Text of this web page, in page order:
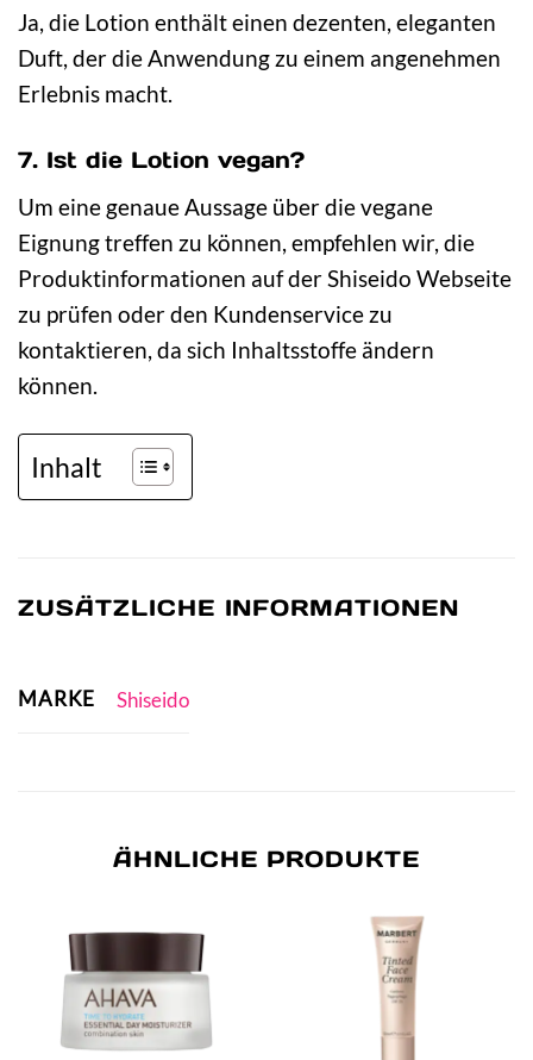
Ja, die Lotion enthält einen dezenten, eleganten
Duft, der die Anwendung zu einem angenehmen
Erlebnis macht.
7. Ist die Lotion vegan?
Um eine genaue Aussage über die vegane
Eignung treffen zu können, empfehlen wir, die
Produktinformationen auf der Shiseido Webseite
zu prüfen oder den Kundenservice zu
kontaktieren, da sich Inhaltsstoffe ändern
können.
Inhalt
ZUSÄTZLICHE INFORMATIONEN
MARKE Shiseido
ÄHNLICHE PRODUKTE